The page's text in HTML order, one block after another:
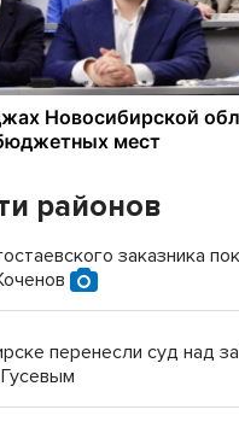
районов
заказника
перенесли суд над